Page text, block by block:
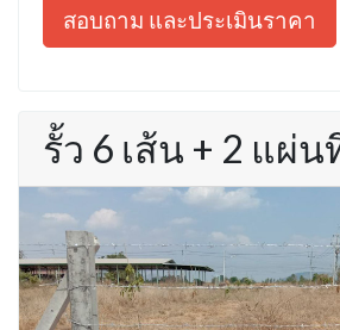
สอบถาม และประเมินราคา
รั้ว 6 เส้น + 2 แผ่น